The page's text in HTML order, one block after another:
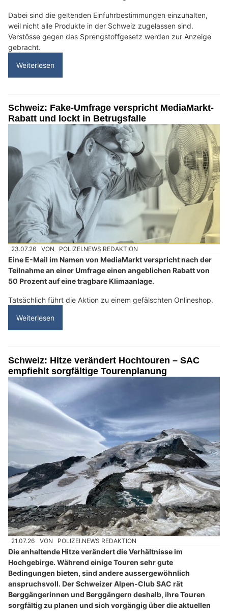
Dabei sind die geltenden Einfuhrbestimmungen einzuhalten,
weil nicht alle Produkte in der Schweiz zugelassen sind.
Verstösse gegen das Sprengstoffgesetz werden zur Anzeige
gebracht.
Weiterlesen
Schweiz: Fake-Umfrage verspricht MediaMarkt-
Rabatt und lockt in Betrugsfalle
23.07.26 VON POLIZEI.NEWS REDAKTION
Eine E-Mail im Namen von MediaMarkt verspricht nach der
Teilnahme an einer Umfrage einen angeblichen Rabatt von
50 Prozent auf eine tragbare Klimaanlage.
Tatsächlich führt die Aktion zu einem gefälschten Onlineshop.
Weiterlesen
Schweiz: Hitze verändert Hochtouren – SAC
empfiehlt sorgfältige Tourenplanung
21.07.26 VON POLIZEI.NEWS REDAKTION
Die anhaltende Hitze verändert die Verhältnisse im
Hochgebirge. Während einige Touren sehr gute
Bedingungen bieten, sind andere aussergewöhnlich
anspruchsvoll. Der Schweizer Alpen-Club SAC rät
Berggängerinnen und Berggängern deshalb, ihre Touren
sorgfältig zu planen und sich vorgängig über die aktuellen